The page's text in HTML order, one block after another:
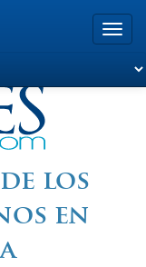
Toggle
los
en